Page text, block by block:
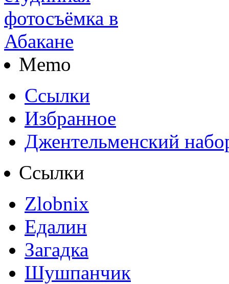
Memo
Ссылки
Избранное
Джентельменский
Ссылки
Zlobnix
Едалин
Загадка
Шушпанчик